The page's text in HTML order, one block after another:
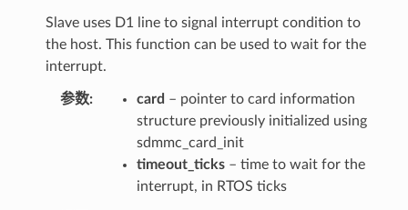
Slave uses D1 line to signal interrupt condition to
the host. This function can be used to wait for the
interrupt.
参数 card – pointer to card information
structure previously initialized using
sdmmc_card_init
timeout_ticks– time to wait for the
interrupt, in RTOS ticks